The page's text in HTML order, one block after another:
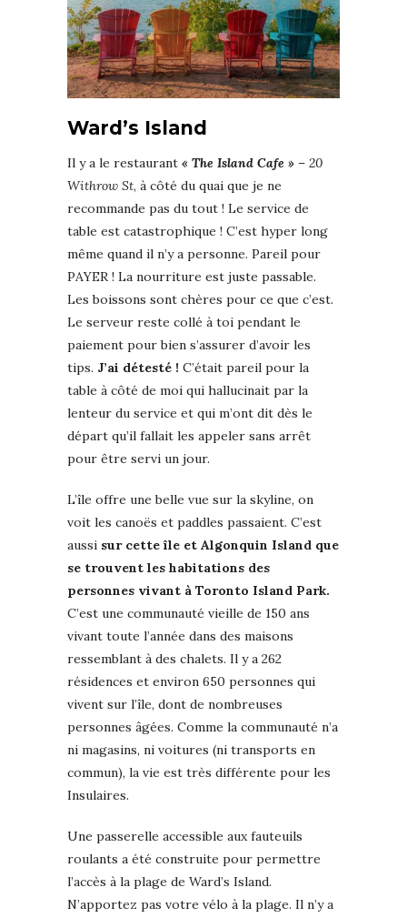
Ward’s Island
Il y a le restaurant « The Island Cafe » – 20
Withrow St, à côté du quai que je ne
recommande pas du tout ! Le service de
table est catastrophique ! C’est hyper long
même quand il n’y a personne. Pareil pour
PAYER ! La nourriture est juste passable.
Les boissons sont chères pour ce que c’est.
Le serveur reste collé à toi pendant le
paiement pour bien s’assurer d’avoir les
tips. J’ai détesté ! C’était pareil pour la
table à côté de moi qui hallucinait par la
lenteur du service et qui m’ont dit dès le
départ qu’il fallait les appeler sans arrêt
pour être servi un jour.
L’île offre une belle vue sur la skyline, on
voit les canoës et paddles passaient. C’est
aussi sur cette île et Algonquin Island que
se trouvent les habitations des
personnes vivant à Toronto Island Park.
C’est une communauté vieille de 150 ans
vivant toute l’année dans des maisons
ressemblant à des chalets. Il y a 262
résidences et environ 650 personnes qui
vivent sur l’île, dont de nombreuses
personnes âgées. Comme la communauté n’a
ni magasins, ni voitures (ni transports en
commun), la vie est très différente pour les
Insulaires.
Une passerelle accessible aux fauteuils
roulants a été construite pour permettre
l’accès à la plage de Ward’s Island.
N’apportez pas votre vélo à la plage. Il n’y a